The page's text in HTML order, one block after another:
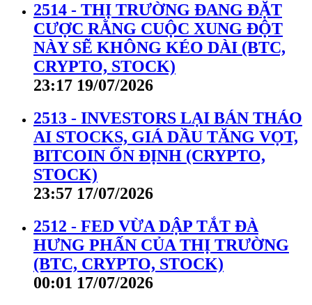
2514 - THỊ TRƯỜNG ĐANG ĐẶT
CƯỢC RẰNG CUỘC XUNG ĐỘT
NÀY SẼ KHÔNG KÉO DÀI (BTC,
CRYPTO, STOCK)
23:17 19/07/2026
2513 - INVESTORS LẠI BÁN THÁO
AI STOCKS, GIÁ DẦU TĂNG VỌT,
BITCOIN ỔN ĐỊNH (CRYPTO,
STOCK)
23:57 17/07/2026
2512 - FED VỪA DẬP TẮT ĐÀ
HƯNG PHẤN CỦA THỊ TRƯỜNG
(BTC, CRYPTO, STOCK)
00:01 17/07/2026